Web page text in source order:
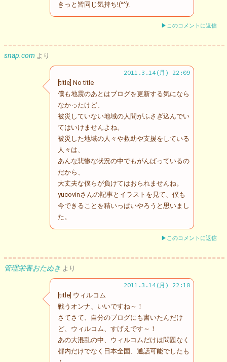
きっと皆同じ気持ち!(^^)!
▶このコメントに返信
snap.com より
2011.3.14(月) 22:09
[title] No title
僕も地震のあとはブログを更新する気になら
なかったけど、
被災していない地域の人間がふさぎ込んでい
てはいけませんよね。
被災した地域の人々や救助や支援をしている
人々は、
あんな悲惨な状況の中でもがんばっているの
だから、
大丈夫な僕らが負けてはおられませんね。
yucovinさんの記事とイラストを見て、僕も
今できることを精いっぱいやろうと思いまし
た。
▶このコメントに返信
管理栄養おたぬき より
2011.3.14(月) 22:10
[title] ウィルコム
戦うオンナ、いいですね～！
さてさて、自分のブログにも書いたんだけ
ど、ウィルコム、すげえです～！
あの大混乱の中、ウィルコムだけは問題なく
都内だけでなく日本全国、通話可能でしたも